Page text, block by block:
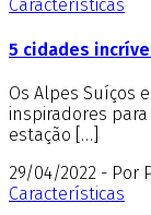
Características
5 cidades
Os Alpes Suíços
inspiradores
estação […]
29/04/2022 - Por
Características